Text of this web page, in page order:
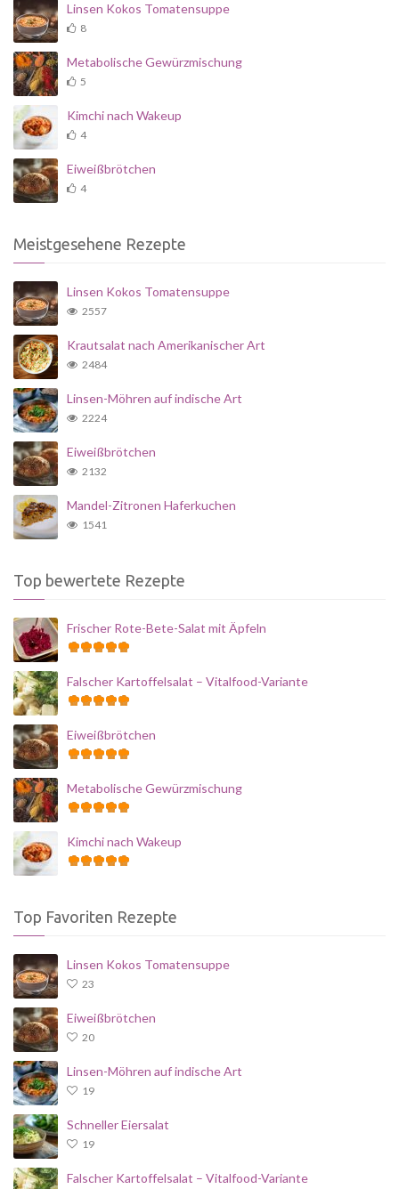
Linsen Kokos Tomatensuppe
8
Metabolische Gewürzmischung
5
Kimchi nach Wakeup
4
Eiweißbrötchen
4
Meistgesehene Rezepte
Linsen Kokos Tomatensuppe
2557
Krautsalat nach Amerikanischer Art
2484
Linsen-Möhren auf indische Art
2224
Eiweißbrötchen
2132
Mandel-Zitronen Haferkuchen
1541
Top bewertete Rezepte
Frischer Rote-Bete-Salat mit Äpfeln
Falscher Kartoffelsalat – Vitalfood-Variante
Eiweißbrötchen
Metabolische Gewürzmischung
Kimchi nach Wakeup
Top Favoriten Rezepte
Linsen Kokos Tomatensuppe
23
Eiweißbrötchen
20
Linsen-Möhren auf indische Art
19
Schneller Eiersalat
19
Falscher Kartoffelsalat – Vitalfood-Variante